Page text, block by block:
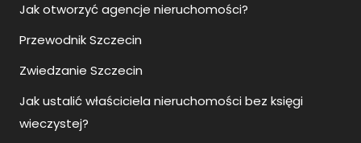
Jak otworzyć agencje nieruchomości?
Przewodnik Szczecin
Zwiedzanie Szczecin
Jak ustalić właściciela nieruchomości bez księgi
wieczystej?